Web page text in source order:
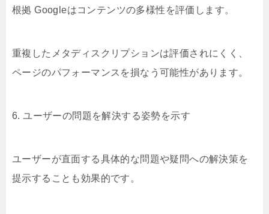
根拠 Googleはコンテンツの多様性を評価します。
重複したメタディスクリプションは評価されにくく、
ページのパフォーマンスを損なう可能性があります。
6. ユーザーの問題を解決する姿勢を示す
ユーザーが直面する具体的な問題や疑問への解決策を
提示することも効果的です。